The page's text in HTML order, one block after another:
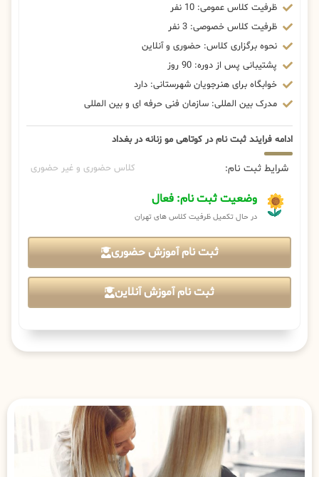
ظرفیت کلاس عمومی: 10 نفر
ظرفیت کلاس خصوصی: 3 نفر
نحوه برگزاری کلاس: حضوری و آنلاین
پشتیبانی پس از دوره: 90 روز
خوابگاه برای هنرجویان شهرستانی: دارد
مدرک بین المللی: سازمان فنی حرفه ای و بین المللی
ادامه فرایند ثبت نام در کوتاهی مو زنانه در بغداد
شرایط ثبت نام: کلاس حضوری و غیر حضوری
وضعیت ثبت نام: فعال
در حال تکمیل ظرفیت کلاس های تهران
ثبت نام آموزش حضوری
ثبت نام آموزش آنلاین